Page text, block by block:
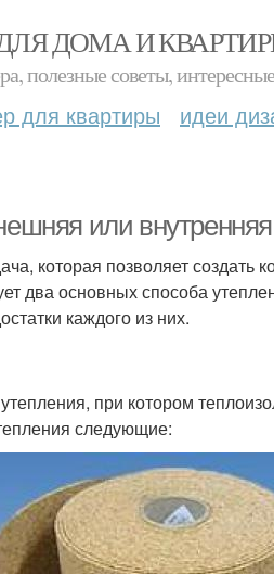
ДОМА И
полезные советы,
для квартиры идеи
или внутренняя
которая позволяет создать
два основных способа
каждого из них.
при котором
следующие: